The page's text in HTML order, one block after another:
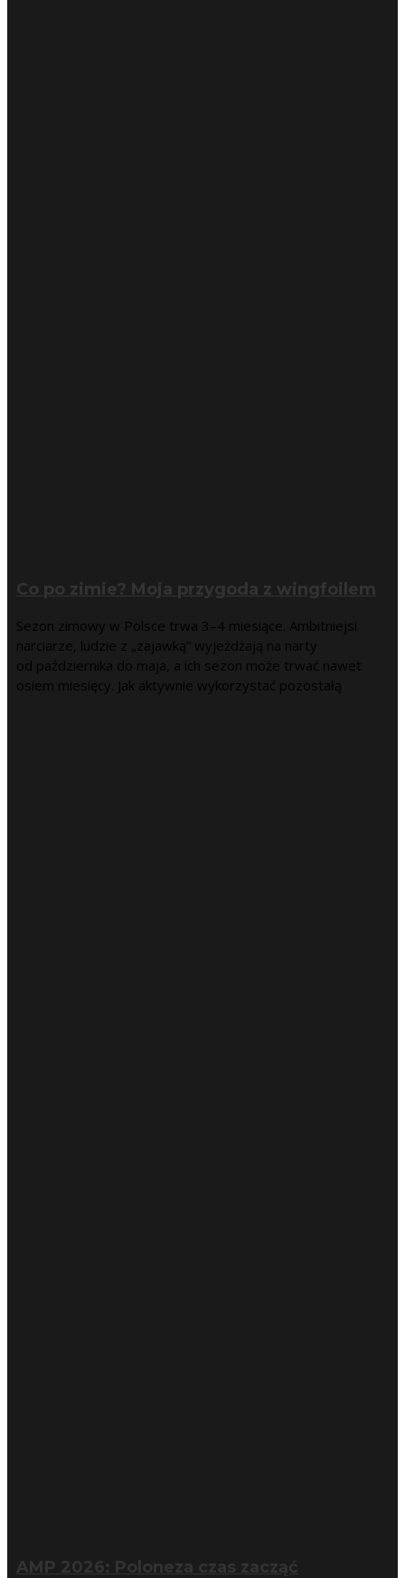
Co po zimie? Moja przygoda z wingfoilem
Sezon zimowy w Polsce trwa 3–4 miesiące. Ambitniejsi
narciarze, ludzie z „zajawką” wyjeżdżają na narty
od października do maja, a ich sezon może trwać nawet
osiem miesięcy. Jak aktywnie wykorzystać pozostałą
AMP 2026: Poloneza czas zacząć